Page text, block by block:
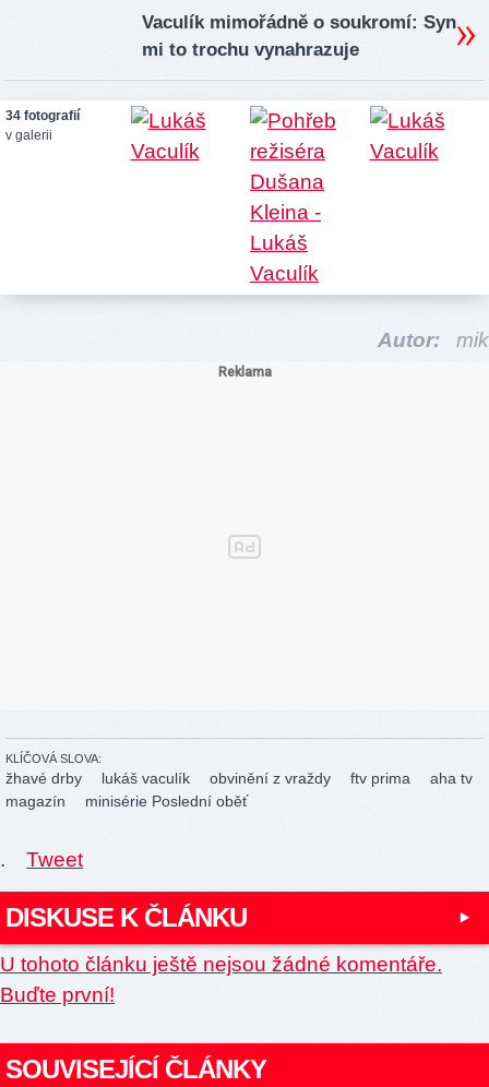
Vaculík mimořádně o soukromí: Syn
mi to trochu vynahrazuje
34 fotografií
v galerii
Autor: mik
KLÍČOVÁ SLOVA:
žhavé drby lukáš vaculík obvinění z vraždy ftv prima
aha tv
magazín
minisérie Poslední oběť
. Tweet
DISKUSE K ČLÁNKU
U tohoto článku ještě nejsou žádné komentáře.
Buďte první!
SOUVISEJÍCÍ ČLÁNKY